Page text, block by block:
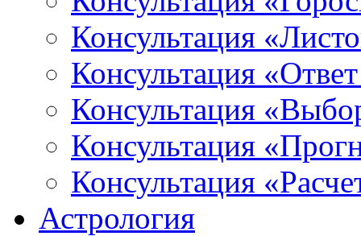
Консультация
Консультация
Консультация
Консультация
Консультация
Астрология